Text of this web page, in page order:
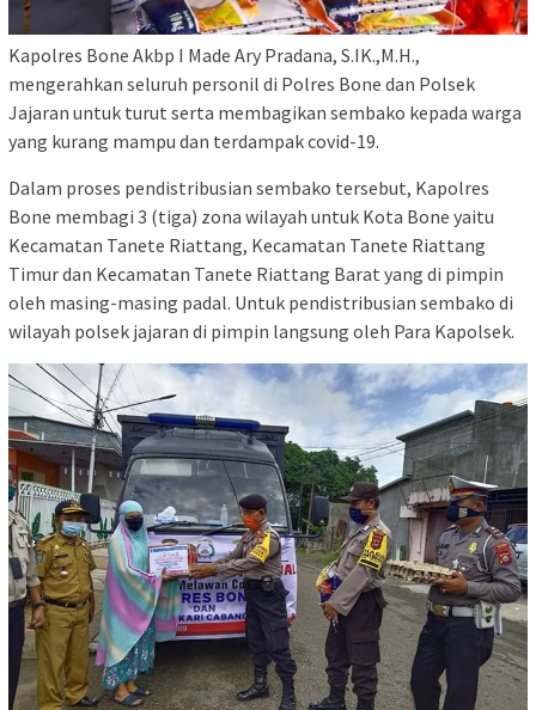
Kapolres Bone Akbp I Made Ary Pradana, S.IK.,M.H.,
mengerahkan seluruh personil di Polres Bone dan Polsek
Jajaran untuk turut serta membagikan sembako kepada warga
yang kurang mampu dan terdampak covid-19.
Dalam proses pendistribusian sembako tersebut, Kapolres
Bone membagi 3 (tiga) zona wilayah untuk Kota Bone yaitu
Kecamatan Tanete Riattang, Kecamatan Tanete Riattang
Timur dan Kecamatan Tanete Riattang Barat yang di pimpin
oleh masing-masing padal. Untuk pendistribusian sembako di
wilayah polsek jajaran di pimpin langsung oleh Para Kapolsek.